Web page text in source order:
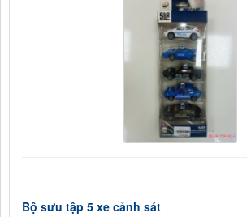
Bộ sưu tập 5 xe cảnh sát